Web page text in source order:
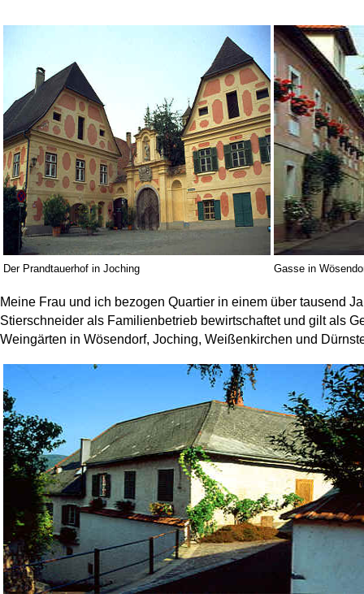
Der Prandtauerhof in Joching Gasse in
Meine Frau und ich bezogen Quartier in einem über tausend
Stierschneider als Familienbetrieb bewirtschaftet und gilt als
Weingärten in Wösendorf, Joching, Weißenkirchen und